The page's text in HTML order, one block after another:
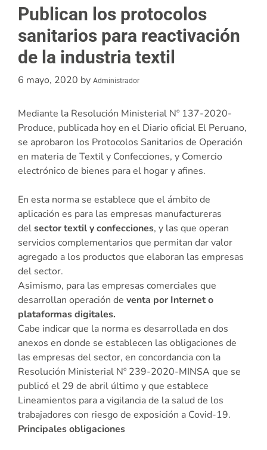
Publican los protocolos
sanitarios para reactivación
de la industria textil
6 mayo, 2020 by Administrador
Mediante la Resolución Ministerial Nº 137-2020-
Produce, publicada hoy en el Diario oficial El Peruano,
se aprobaron los Protocolos Sanitarios de Operación
en materia de Textil y Confecciones, y Comercio
electrónico de bienes para el hogar y afines.
En esta norma se establece que el ámbito de
aplicación es para las empresas manufactureras
delsector textil y confecciones, y las que operan
servicios complementarios que permitan dar valor
agregado a los productos que elaboran las empresas
del sector.
Asimismo, para las empresas comerciales que
desarrollan operación de venta por Internet o
plataformas digitales.
Cabe indicar que la norma es desarrollada en dos
anexos en donde se establecen las obligaciones de
las empresas del sector, en concordancia con la
Resolución Ministerial Nº 239-2020-MINSA que se
publicó el 29 de abril último y que establece
Lineamientos para a vigilancia de la salud de los
trabajadores con riesgo de exposición a Covid-19.
Principales obligaciones